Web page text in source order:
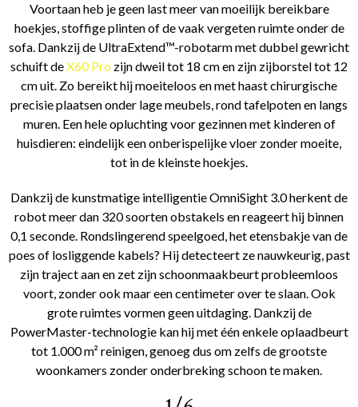
Voortaan heb je geen last meer van moeilijk bereikbare
hoekjes, stoffige plinten of de vaak vergeten ruimte onder de
sofa. Dankzij de UltraExtend™-robotarm met dubbel gewricht
schuift deX60 Pro zijn dweil tot 18 cm en zijn zijborstel tot 12
cm uit. Zo bereikt hij moeiteloos en met haast chirurgische
precisie plaatsen onder lage meubels, rond tafelpoten en langs
muren. Een hele opluchting voor gezinnen met kinderen of
huisdieren: eindelijk een onberispelijke vloer zonder moeite,
tot in de kleinste hoekjes.
Dankzij de kunstmatige intelligentie OmniSight 3.0 herkent de
robot meer dan 320 soorten obstakels en reageert hij binnen
0,1 seconde. Rondslingerend speelgoed, het etensbakje van de
poes of losliggende kabels? Hij detecteert ze nauwkeurig, past
zijn traject aan en zet zijn schoonmaakbeurt probleemloos
voort, zonder ook maar een centimeter over te slaan. Ook
grote ruimtes vormen geen uitdaging. Dankzij de
PowerMaster-technologie kan hij met één enkele oplaadbeurt
tot 1.000 m² reinigen, genoeg dus om zelfs de grootste
woonkamers zonder onderbreking schoon te maken.